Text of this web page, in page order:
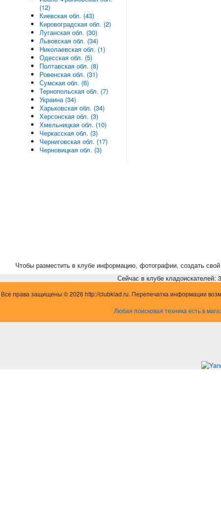
(12)
Киевская обл. (43)
Кировоградская обл. (2)
Луганская обл. (30)
Львовская обл. (34)
Николаевская обл. (1)
Одесская обл. (5)
Полтавская обл. (8)
Ровенская обл. (31)
Сумская обл. (6)
Тернопольская обл. (7)
Украина (34)
Харьковская обл. (34)
Херсонская обл. (3)
Хмельницкая обл. (10)
Черкасская обл. (3)
Черниговская обл. (17)
Черновицкая обл. (3)
Чтобы разместить в клубе информацию, фотографии, создать свой
Сейчас в клубе кладоискателей:
Все права защищены © 2026 http://clubklad.ru. Перепечатка информации
Любая поисковая техника есть в